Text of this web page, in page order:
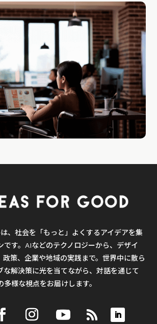
、社会を「もっと」よくするアイデアを集
です。AIなどのテクノロジーから、デザイ
政策、企業や地域の実践まで。世界中に散ら
な解決策に光を当てながら、対話を通じて
多様な視点をお届けします。